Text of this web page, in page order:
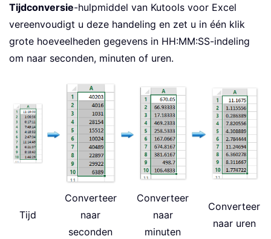
Tijdconversie-hulpmiddel van Kutools voor Excel
vereenvoudigt u deze handeling en zet u in één klik
grote hoeveelheden gegevens in HH:MM:SS-indeling
om naar seconden, minuten of uren.
Tijd
Converteer
naar
seconden
Converteer
naar
minuten
Converteer
naar uren